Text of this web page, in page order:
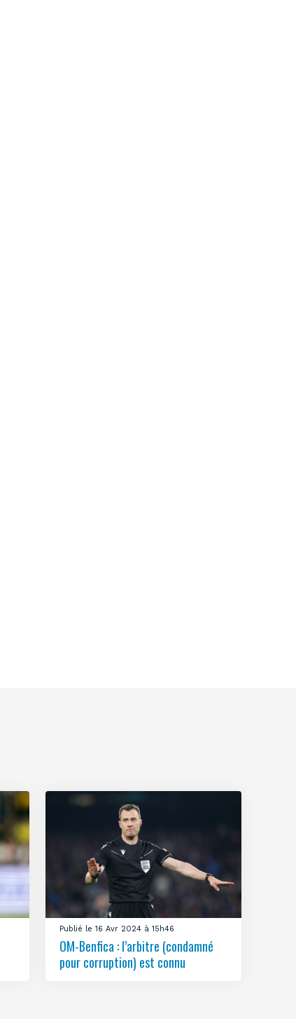
Publié le 16 Avr 2024 à 15h46
OM-Benfica : l’arbitre (condamné
pour corruption) est connu